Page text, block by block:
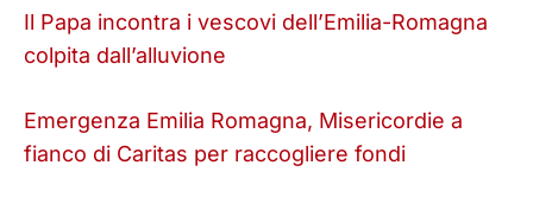
Il Papa incontra i vescovi dell’Emilia-Romagna
colpita dall’alluvione
Emergenza Emilia Romagna, Misericordie a
fianco di Caritas per raccogliere fondi